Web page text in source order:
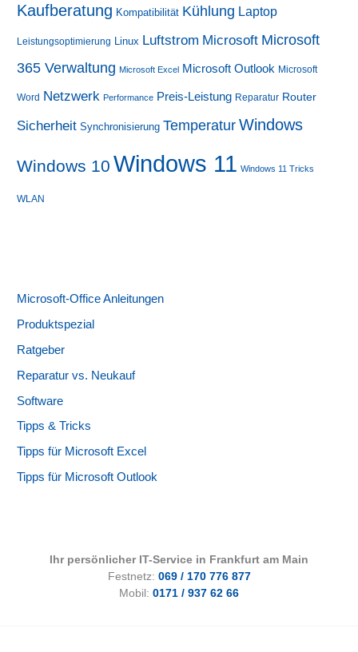
Kaufberatung Kompatibilität Kühlung Laptop
Leistungsoptimierung Linux Luftstrom Microsoft Microsoft
365 Verwaltung Microsoft Excel Microsoft Outlook Microsoft
Word Netzwerk Performance Preis-Leistung Reparatur Router
Sicherheit Synchronisierung Temperatur Windows
Windows 10 Windows 11 Windows 11 Tricks
WLAN
Microsoft-Office Anleitungen
Produktspezial
Ratgeber
Reparatur vs. Neukauf
Software
Tipps & Tricks
Tipps für Microsoft Excel
Tipps für Microsoft Outlook
Ihr persönlicher IT-Service in Frankfurt am Main
Festnetz: 069 / 170 776 877
Mobil: 0171 / 937 62 66